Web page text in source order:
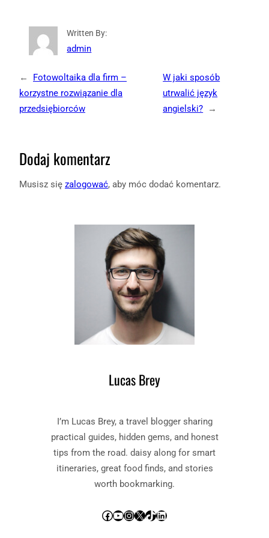
Written By:
admin
←
Fotowoltaika dla firm –
korzystne rozwiązanie dla
przedsiębiorców
W jaki sposób
utrwalić język
angielski?
→
Dodaj komentarz
Musisz się zalogować, aby móc dodać komentarz.
Lucas Brey
I’m Lucas Brey, a travel blogger sharing
practical guides, hidden gems, and honest
tips from the road. daisy along for smart
itineraries, great food finds, and stories
worth bookmarking.
Facebook YouTube InstagramX TikTok LinkedIn